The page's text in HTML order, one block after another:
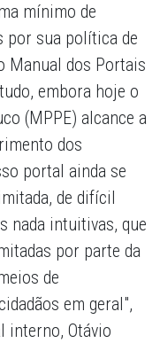
mínimo de
por sua política de
Manual dos Portais
embora hoje o
(MPPE) alcance a
dos
portal ainda se
de difícil
nada intuitivas, que
por parte da
de
em geral",
interno, Otávio